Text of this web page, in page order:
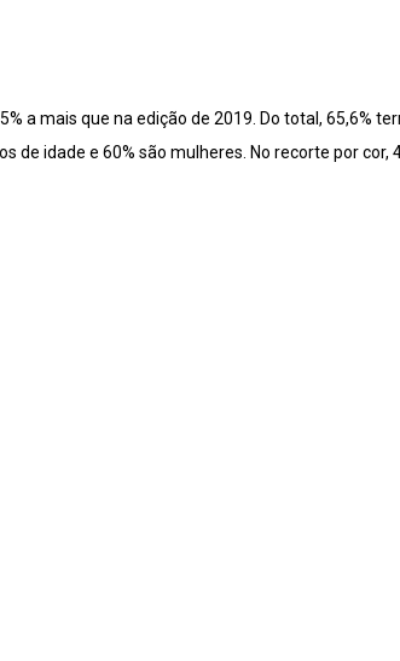
a mais que na edição de 2019. Do total, 65,6%
idade e 60% são mulheres. No recorte por cor,